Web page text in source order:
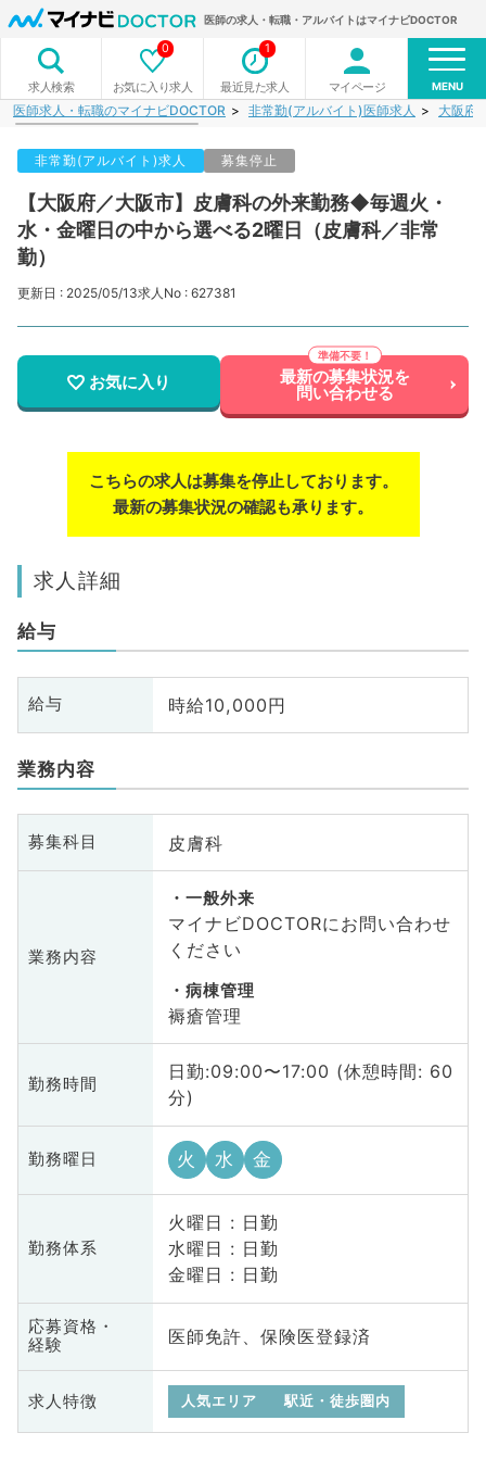
医師の求人・転職・アルバイトはマイナビDOCTOR
求人検索 お気に入り求人
0
最近見た求人
1
マイページ MENU
医師求人・転職のマイナビDOCTOR 非常勤(アルバイト)医師求人 大阪府
非常勤(アルバイト)求人 募集停止
【大阪府／大阪市】皮膚科の外来勤務◆毎週火・
水・金曜日の中から選べる2曜日（皮膚科／非常
勤）
更新日 : 2025/05/13求人No : 627381
お気に入り 最新の募集状況を
問い合わせる
こちらの求人は募集を停止しております。
最新の募集状況の確認も承ります。
求人詳細
給与
給与 時給10,000円
業務内容
募集科目 皮膚科
業務内容
一般外来
マイナビDOCTORにお問い合わせ
ください
病棟管理
褥瘡管理
勤務時間
日勤:09:00〜17:00 (休憩時間: 60
分)
勤務曜日 火 水 金
勤務体系
火曜日 : 日勤
水曜日 : 日勤
金曜日 : 日勤
応募資格・
経験
医師免許、保険医登録済
求人特徴 人気エリア 駅近・徒歩圏内